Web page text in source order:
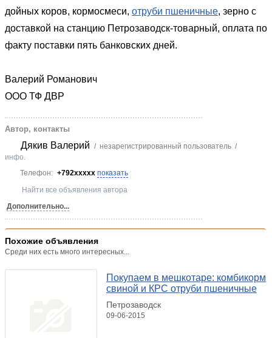
дойных коров, кормосмеси, отруби пшеничные, зерно с
доставкой на станцию Петрозаводск-товарный, оплата по
факту поставки пять банковских дней.
Валерий Романович
ООО ТФ ДВР
Автор, контакты
Дякив Валерий / незарегистрированный пользователь /
инфо.
Телефон: +792xxxxx показать
Найти все объявления автора
Дополнительно...
Похожие объявления
Среди них есть много интересных...
Покупаем в мешкотаре: комбикорм
свиной и КРС отруби пшеничные
Петрозаводск
09-06-2015